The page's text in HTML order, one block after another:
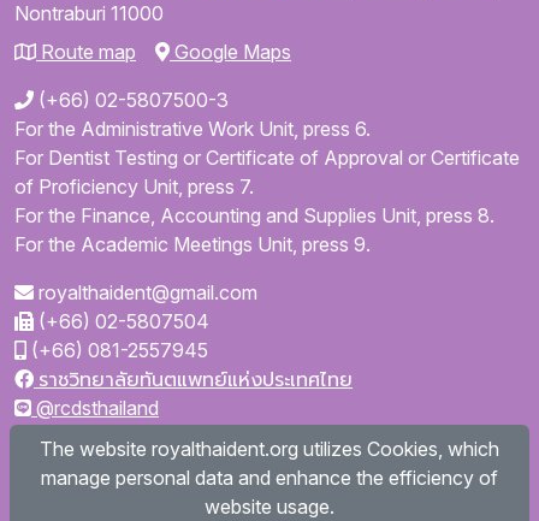
Nontraburi 11000
Route map
Google Maps
(+66) 02-5807500-3
For the Administrative Work Unit, press 6.
For Dentist Testing or Certificate of Approval or Certificate
of Proficiency Unit, press 7.
For the Finance, Accounting and Supplies Unit, press 8.
For the Academic Meetings Unit, press 9.
royalthaident@gmail.com
(+66) 02-5807504
(+66) 081-2557945
ราชวิทยาลัยทันตแพทย์แห่งประเทศไทย
@rcdsthailand
royalthaident
Royal College of Dental Surgeons of Thailand
The website royalthaident.org utilizes Cookies, which
manage personal data and enhance the efficiency of
website usage.